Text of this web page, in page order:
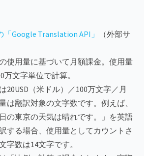
「Google Translation API」
（外部サ
使用量に基づいて月額課金。使用量
万文字単位で計算。
20USD（米ドル）／100万文字／月
は翻訳対象の文字数です。例えば、
日の東京の天気は晴れです。」を英語
する場合、使用量としてカウントさ
字数は14文字です。